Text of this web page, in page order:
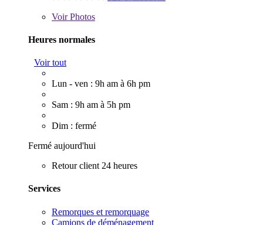
VoirPhotos
Heures normales
Voir tout
Lun - ven : 9h am à 6h pm
Sam : 9h am à 5h pm
Dim : fermé
Fermé aujourd'hui
Retour client 24 heures
Services
Remorques et remorquage
Camions de déménagement